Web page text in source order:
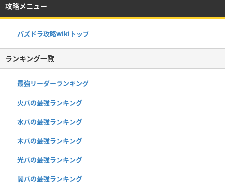
攻略メニュー
パズドラ攻略wikiトップ
ランキング一覧
最強リーダーランキング
火パの最強ランキング
水パの最強ランキング
木パの最強ランキング
光パの最強ランキング
闇パの最強ランキング